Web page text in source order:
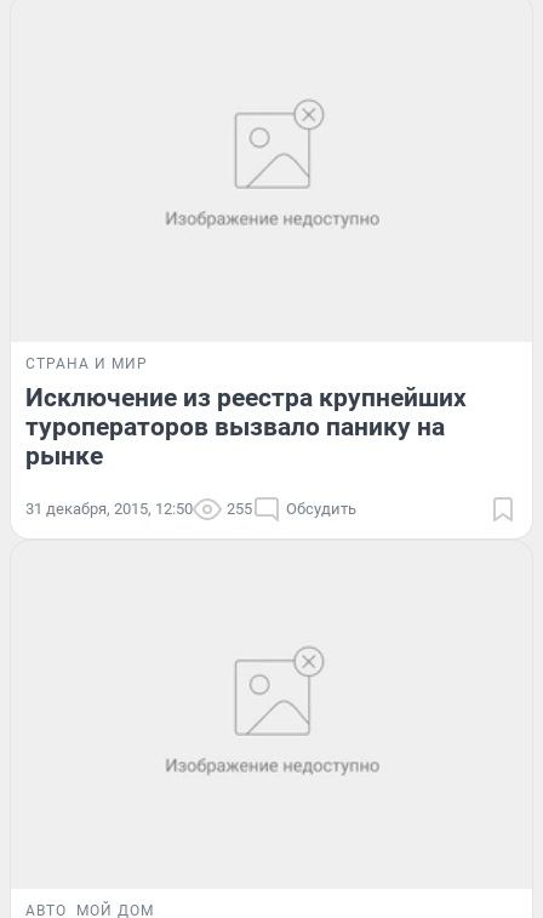
СТРАНА И МИР
Исключение из реестра крупнейших
туроператоров вызвало панику на
рынке
31 декабря, 2015, 12:50 255 Обсудить
АВТО МОЙ ДОМ